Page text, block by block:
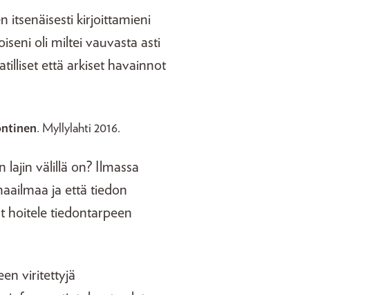
itsenäisesti kirjoittamieni
oli miltei vauvasta asti
että arkiset havainnot
. Myllylahti 2016.
lajin välillä on? Ilmassa
ja että tiedon
hoitele tiedontarpeen
viritettyjä